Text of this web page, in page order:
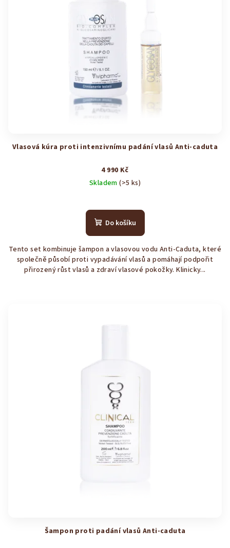
Vlasová kúra proti intenzivnímu padání vlasů Anti-caduta
4 990 Kč
Skladem(>5 ks)
hodnocení
produktu
z
5
hvězdiček.
Do košíku
Tento set kombinuje šampon a vlasovou vodu Anti-Caduta, které
společně působí proti vypadávání vlasů a pomáhají podpořit
přirozený růst vlasů a zdraví vlasové pokožky. Klinicky...
Šampon proti padání vlasů Anti-caduta